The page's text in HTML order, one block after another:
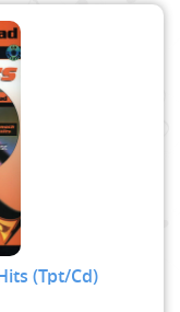
(Tpt/Cd)